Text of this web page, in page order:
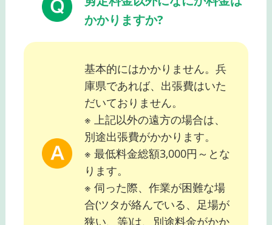
かかりますか?
基本的にはかかりません。兵
庫県であれば、出張費はいた
だいておりません。
※ 上記以外の遠方の場合は、
別途出張費がかかります。
※ 最低料金総額3,000円～とな
ります。
※ 伺った際、作業が困難な場
合(ツタが絡んでいる、足場が
狭い、等)は、別途料金がかか